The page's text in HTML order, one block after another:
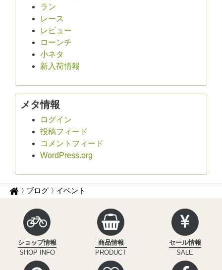
ラン
レース
レビュー
ローンチ
小ネタ
新入荷情報
メタ情報
ログイン
投稿フィード
コメントフィード
WordPress.org
パ
ナ
サ
ク
ル
イ
ン
フ
ィ
ブログ イベント
ショップ情報
SHOP INFO
商品情報
PRODUCT
セール情報
SALE